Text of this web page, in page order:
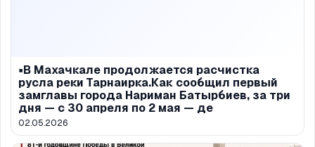
▪️В Махачкале продолжается расчистка
русла реки Тарнаирка.Как сообщил первый
замглавы города Нариман Батырбиев, за три
дня — с 30 апреля по 2 мая — де
02.05.2026